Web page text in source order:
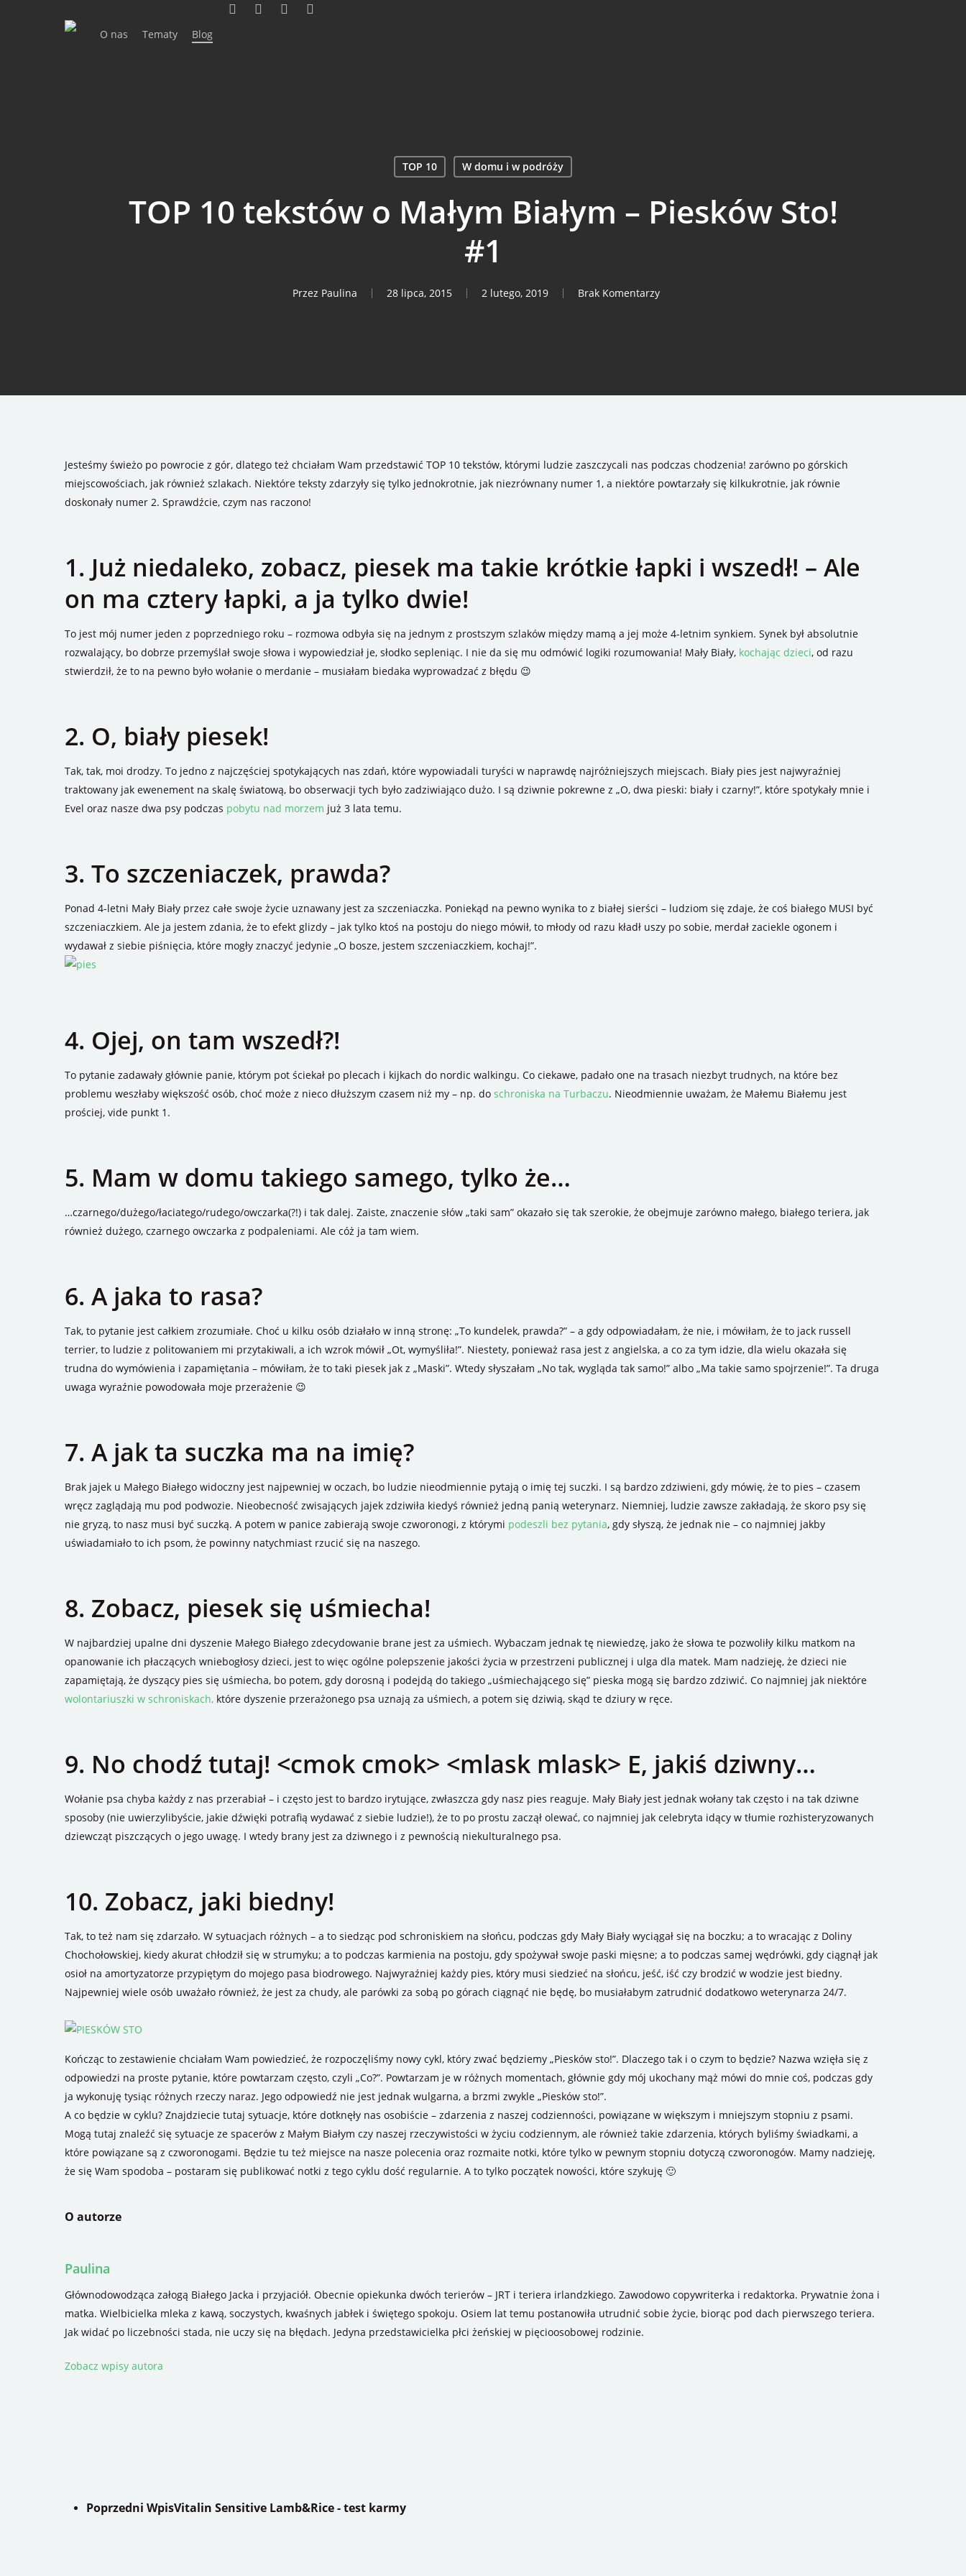
O nas Tematy Blog
facebookyoutube
RSS instagram
TOP 10 W domu i w podróży
TOP 10 tekstów o Małym Białym – Piesków Sto!
#1
Przez Paulina 28 lipca, 2015 2 lutego, 2019 Brak Komentarzy
Jesteśmy świeżo po powrocie z gór, dlatego też chciałam Wam przedstawić TOP 10 tekstów, którymi ludzie zaszczycali nas podczas chodzenia! zarówno po górskich
miejscowościach, jak również szlakach. Niektóre teksty zdarzyły się tylko jednokrotnie, jak niezrównany numer 1, a niektóre powtarzały się kilkukrotnie, jak równie
doskonały numer 2. Sprawdźcie, czym nas raczono!
1. Już niedaleko, zobacz, piesek ma takie krótkie łapki i wszedł! – Ale
on ma cztery łapki, a ja tylko dwie!
To jest mój numer jeden z poprzedniego roku – rozmowa odbyła się na jednym z prostszym szlaków między mamą a jej może 4-letnim synkiem. Synek był absolutnie
rozwalający, bo dobrze przemyślał swoje słowa i wypowiedział je, słodko sepleniąc. I nie da się mu odmówić logiki rozumowania! Mały Biały, kochając dzieci, od razu
stwierdził, że to na pewno było wołanie o merdanie – musiałam biedaka wyprowadzać z błędu 😉
2. O, biały piesek!
Tak, tak, moi drodzy. To jedno z najczęściej spotykających nas zdań, które wypowiadali turyści w naprawdę najróżniejszych miejscach. Biały pies jest najwyraźniej
traktowany jak ewenement na skalę światową, bo obserwacji tych było zadziwiająco dużo. I są dziwnie pokrewne z „O, dwa pieski: biały i czarny!”, które spotykały mnie i
Evel oraz nasze dwa psy podczas pobytu nad morzem już 3 lata temu.
3. To szczeniaczek, prawda?
Ponad 4-letni Mały Biały przez całe swoje życie uznawany jest za szczeniaczka. Poniekąd na pewno wynika to z białej sierści – ludziom się zdaje, że coś białego MUSI być
szczeniaczkiem. Ale ja jestem zdania, że to efekt glizdy – jak tylko ktoś na postoju do niego mówił, to młody od razu kładł uszy po sobie, merdał zaciekle ogonem i
wydawał z siebie piśnięcia, które mogły znaczyć jedynie „O bosze, jestem szczeniaczkiem, kochaj!”.
4. Ojej, on tam wszedł?!
To pytanie zadawały głównie panie, którym pot ściekał po plecach i kijkach do nordic walkingu. Co ciekawe, padało one na trasach niezbyt trudnych, na które bez
problemu weszłaby większość osób, choć może z nieco dłuższym czasem niż my – np. do schroniska na Turbaczu. Nieodmiennie uważam, że Małemu Białemu jest
prościej, vide punkt 1.
5. Mam w domu takiego samego, tylko że…
…czarnego/dużego/łaciatego/rudego/owczarka(?!) i tak dalej. Zaiste, znaczenie słów „taki sam” okazało się tak szerokie, że obejmuje zarówno małego, białego teriera, jak
również dużego, czarnego owczarka z podpaleniami. Ale cóż ja tam wiem.
6. A jaka to rasa?
Tak, to pytanie jest całkiem zrozumiałe. Choć u kilku osób działało w inną stronę: „To kundelek, prawda?” – a gdy odpowiadałam, że nie, i mówiłam, że to jack russell
terrier, to ludzie z politowaniem mi przytakiwali, a ich wzrok mówił „Ot, wymyśliła!”. Niestety, ponieważ rasa jest z angielska, a co za tym idzie, dla wielu okazała się
trudna do wymówienia i zapamiętania – mówiłam, że to taki piesek jak z „Maski”. Wtedy słyszałam „No tak, wygląda tak samo!” albo „Ma takie samo spojrzenie!”. Ta druga
uwaga wyraźnie powodowała moje przerażenie 😉
7. A jak ta suczka ma na imię?
Brak jajek u Małego Białego widoczny jest najpewniej w oczach, bo ludzie nieodmiennie pytają o imię tej suczki. I są bardzo zdziwieni, gdy mówię, że to pies – czasem
wręcz zaglądają mu pod podwozie. Nieobecność zwisających jajek zdziwiła kiedyś również jedną panią weterynarz. Niemniej, ludzie zawsze zakładają, że skoro psy się
nie gryzą, to nasz musi być suczką. A potem w panice zabierają swoje czworonogi, z którymi podeszli bez pytania, gdy słyszą, że jednak nie – co najmniej jakby
uświadamiało to ich psom, że powinny natychmiast rzucić się na naszego.
8. Zobacz, piesek się uśmiecha!
W najbardziej upalne dni dyszenie Małego Białego zdecydowanie brane jest za uśmiech. Wybaczam jednak tę niewiedzę, jako że słowa te pozwoliły kilku matkom na
opanowanie ich płaczących wniebogłosy dzieci, jest to więc ogólne polepszenie jakości życia w przestrzeni publicznej i ulga dla matek. Mam nadzieję, że dzieci nie
zapamiętają, że dyszący pies się uśmiecha, bo potem, gdy dorosną i podejdą do takiego „uśmiechającego się” pieska mogą się bardzo zdziwić. Co najmniej jak niektóre
wolontariuszki w schroniskach, które dyszenie przerażonego psa uznają za uśmiech, a potem się dziwią, skąd te dziury w ręce.
9. No chodź tutaj! <cmok cmok> <mlask mlask> E, jakiś dziwny…
Wołanie psa chyba każdy z nas przerabiał – i często jest to bardzo irytujące, zwłaszcza gdy nasz pies reaguje. Mały Biały jest jednak wołany tak często i na tak dziwne
sposoby (nie uwierzylibyście, jakie dźwięki potrafią wydawać z siebie ludzie!), że to po prostu zaczął olewać, co najmniej jak celebryta idący w tłumie rozhisteryzowanych
dziewcząt piszczących o jego uwagę. I wtedy brany jest za dziwnego i z pewnością niekulturalnego psa.
10. Zobacz, jaki biedny!
Tak, to też nam się zdarzało. W sytuacjach różnych – a to siedząc pod schroniskiem na słońcu, podczas gdy Mały Biały wyciągał się na boczku; a to wracając z Doliny
Chochołowskiej, kiedy akurat chłodził się w strumyku; a to podczas karmienia na postoju, gdy spożywał swoje paski mięsne; a to podczas samej wędrówki, gdy ciągnął jak
osioł na amortyzatorze przypiętym do mojego pasa biodrowego. Najwyraźniej każdy pies, który musi siedzieć na słońcu, jeść, iść czy brodzić w wodzie jest biedny.
Najpewniej wiele osób uważało również, że jest za chudy, ale parówki za sobą po górach ciągnąć nie będę, bo musiałabym zatrudnić dodatkowo weterynarza 24/7.
Kończąc to zestawienie chciałam Wam powiedzieć, że rozpoczęliśmy nowy cykl, który zwać będziemy „Piesków sto!”. Dlaczego tak i o czym to będzie? Nazwa wzięła się z
odpowiedzi na proste pytanie, które powtarzam często, czyli „Co?”. Powtarzam je w różnych momentach, głównie gdy mój ukochany mąż mówi do mnie coś, podczas gdy
ja wykonuję tysiąc różnych rzeczy naraz. Jego odpowiedź nie jest jednak wulgarna, a brzmi zwykle „Piesków sto!”.
A co będzie w cyklu? Znajdziecie tutaj sytuacje, które dotknęły nas osobiście – zdarzenia z naszej codzienności, powiązane w większym i mniejszym stopniu z psami.
Mogą tutaj znaleźć się sytuacje ze spacerów z Małym Białym czy naszej rzeczywistości w życiu codziennym, ale również takie zdarzenia, których byliśmy świadkami, a
które powiązane są z czworonogami. Będzie tu też miejsce na nasze polecenia oraz rozmaite notki, które tylko w pewnym stopniu dotyczą czworonogów. Mamy nadzieję,
że się Wam spodoba – postaram się publikować notki z tego cyklu dość regularnie. A to tylko początek nowości, które szykuję 🙂
O autorze
Paulina
Głównodowodząca załogą Białego Jacka i przyjaciół. Obecnie opiekunka dwóch terierów – JRT i teriera irlandzkiego. Zawodowo copywriterka i redaktorka. Prywatnie żona i
matka. Wielbicielka mleka z kawą, soczystych, kwaśnych jabłek i świętego spokoju. Osiem lat temu postanowiła utrudnić sobie życie, biorąc pod dach pierwszego teriera.
Jak widać po liczebności stada, nie uczy się na błędach. Jedyna przedstawicielka płci żeńskiej w pięcioosobowej rodzinie.
Zobacz wpisy autora
Poprzedni WpisVitalin Sensitive Lamb&Rice - test karmy